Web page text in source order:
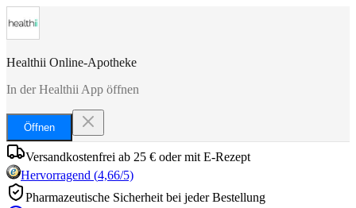
Healthii Online-Apotheke
In der Healthii App öffnen
Öffnen
Versandkostenfrei ab 25 € oder mit E-Rezept
Hervorragend (4,66/5)
Pharmazeutische Sicherheit bei jeder Bestellung